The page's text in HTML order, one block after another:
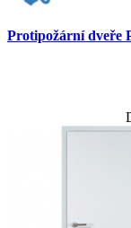
Protipožární dveře